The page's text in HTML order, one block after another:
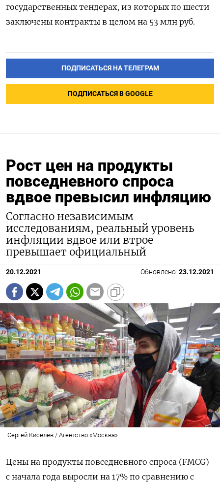
государственных тендерах, из которых по шести
заключены контракты в целом на 53 млн руб.
ПОДПИСАТЬСЯ НА ТЕЛЕГРАМ
ПОДПИСАТЬСЯ В GOOGLE
Рост цен на продукты
повседневного спроса
вдвое превысил инфляцию
Согласно независимым
исследованиям, реальный уровень
инфляции вдвое или втрое
превышает официальный
20.12.2021 Обновлено: 23.12.2021
Сергей Киселев / Агентство «Москва»
Цены на продукты повседневного спроса (FMCG)
с начала года выросли на 17% по сравнению с